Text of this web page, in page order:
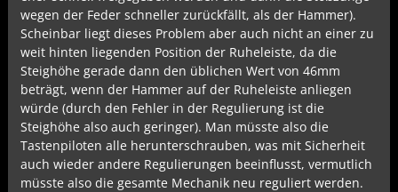
wegen der Feder schneller zurückfällt, als der Hammer).
Scheinbar liegt dieses Problem aber auch nicht an einer zu
weit hinten liegenden Position der Ruheleiste, da die
Steighöhe gerade dann den üblichen Wert von 46mm
beträgt, wenn der Hammer auf der Ruheleiste anliegen
würde (durch den Fehler in der Regulierung ist die
Steighöhe also auch geringer). Man müsste also die
Tastenpiloten alle herunterschrauben, was mit Sicherheit
auch wieder andere Regulierungen beeinflusst, vermutlich
müsste also die gesamte Mechanik neu reguliert werden.